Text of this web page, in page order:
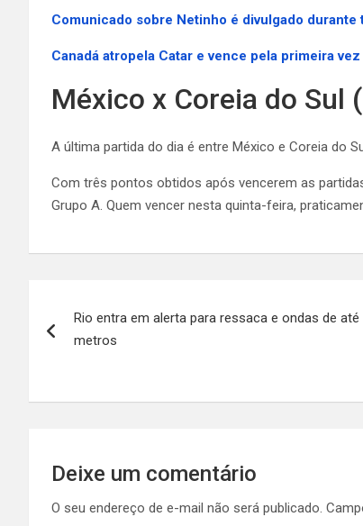
Comunicado sobre Netinho é divulgado
Canadá atropela Catar e vence pela primeira
México x Coreia do Sul
A última partida do dia é entre México e Coreia do
Com três pontos obtidos após vencerem as
Grupo A. Quem vencer nesta quinta-feira,
de
Rio entra em alerta para ressaca e ondas de até
metros
Deixe um comentário
O seu endereço de e-mail não será publicado.